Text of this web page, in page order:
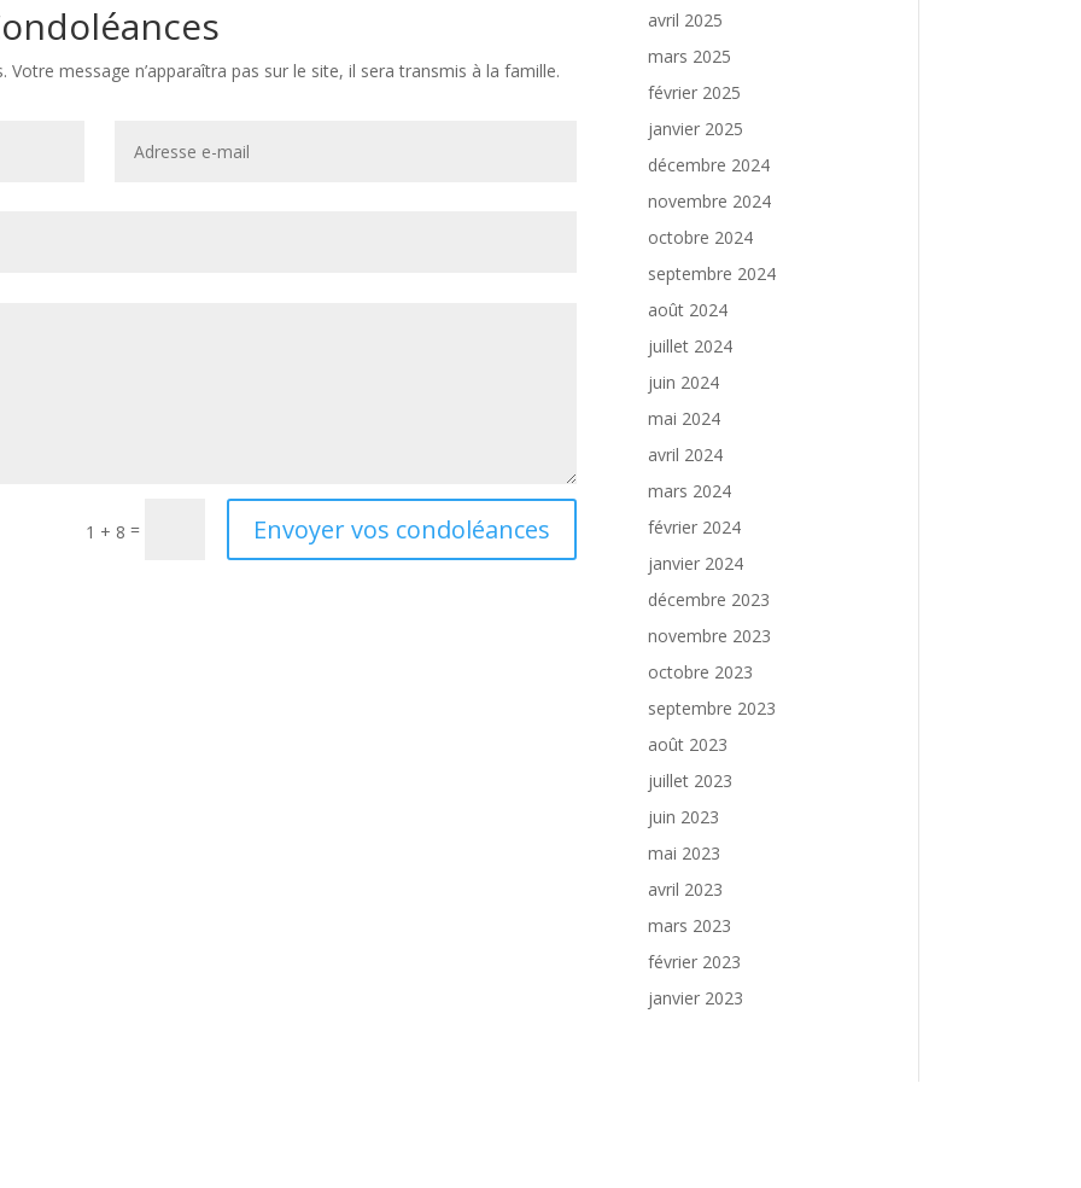
message n’apparaîtra pas sur le site, il sera transmis à la famille.
1 + 8 = Envoyer vos condoléances
avril 2025
mars 2025
février 2025
janvier 2025
décembre 2024
novembre 2024
octobre 2024
septembre 2024
août 2024
juillet 2024
juin 2024
mai 2024
avril 2024
mars 2024
février 2024
janvier 2024
décembre 2023
novembre 2023
octobre 2023
septembre 2023
août 2023
juillet 2023
juin 2023
mai 2023
avril 2023
mars 2023
février 2023
janvier 2023